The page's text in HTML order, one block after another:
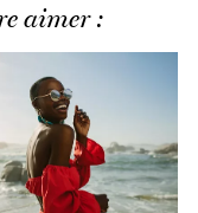
aimer :